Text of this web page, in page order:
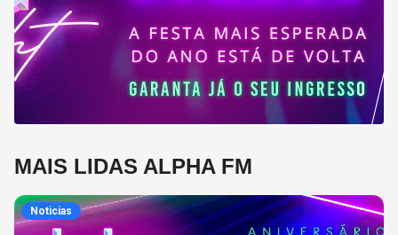
MAIS LIDAS ALPHA FM
Noticias